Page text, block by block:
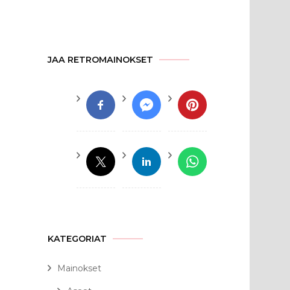
JAA RETROMAINOKSET
KATEGORIAT
Mainokset